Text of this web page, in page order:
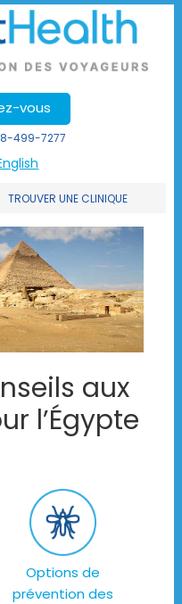
vous
499-7277
TROUVER UNE CLINIQUE
aux
l’Égypte
Options de
prévention des